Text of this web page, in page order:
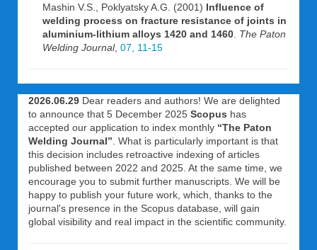
Mashin V.S., Poklyatsky A.G. (2001) Influence of
welding process on fracture resistance of joints in
aluminium-lithium alloys 1420 and 1460 The Paton
Welding Journal, 07, 11-15
2026.06.29 Dear readers and authors! We are delighted
to announce that 5 December 2025 Scopus has
accepted our application to index monthly “The Paton
Welding Journal” . What is particularly important is that
this decision includes retroactive indexing of articles
published between 2022 and 2025. At the same time, we
encourage you to submit further manuscripts. We will be
happy to publish your future work, which, thanks to the
journal's presence in the Scopus database, will gain
global visibility and real impact in the scientific community.